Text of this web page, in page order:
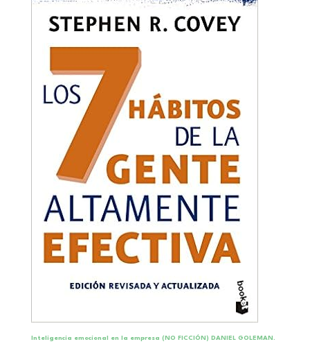
Inteligencia emocional en la empresa (NO FICCIÓN) DANIEL GOLEMAN.